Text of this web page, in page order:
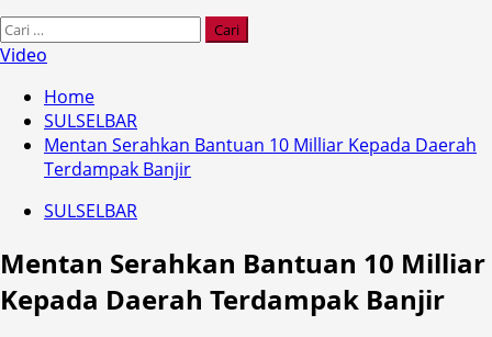
Cari
untuk:
Video
Home
SULSELBAR
Mentan Serahkan Bantuan 10 Milliar Kepada Daerah
Terdampak Banjir
SULSELBAR
Mentan Serahkan Bantuan 10 Milliar
Kepada Daerah Terdampak Banjir